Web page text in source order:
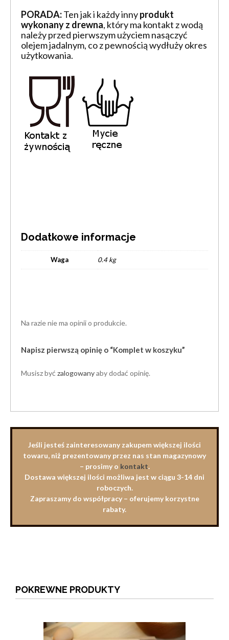
PORADA:Ten jak i każdy innyprodukt
wykonany z drewna, który ma kontakt z wodą
należy przed pierwszym użyciem nasączyć
olejem jadalnym, co z pewnością wydłuży okres
użytkowania.
Dodatkowe informacje
Waga 0.4 kg
Na razie nie ma opinii o produkcie.
Napisz pierwszą opinię o “Komplet w koszyku”
Musisz być zalogowanyaby dodać opinię.
Jeśli jesteś zainteresowany zakupem większej ilości
towaru, niż prezentowany przez nas stan magazynowy
– prosimy o kontakt.
Dostawa większej ilości możliwa jest w ciągu 3-14 dni
roboczych.
Zapraszamy do współpracy – oferujemy korzystne
rabaty.
POKREWNE PRODUKTY